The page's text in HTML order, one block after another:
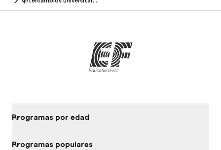
Programas por edad
Programas populares